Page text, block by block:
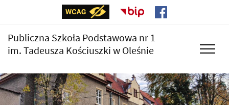
Publiczna Szkoła Podstawowa nr 1
im. Tadeusza Kościuszki w Oleśnie